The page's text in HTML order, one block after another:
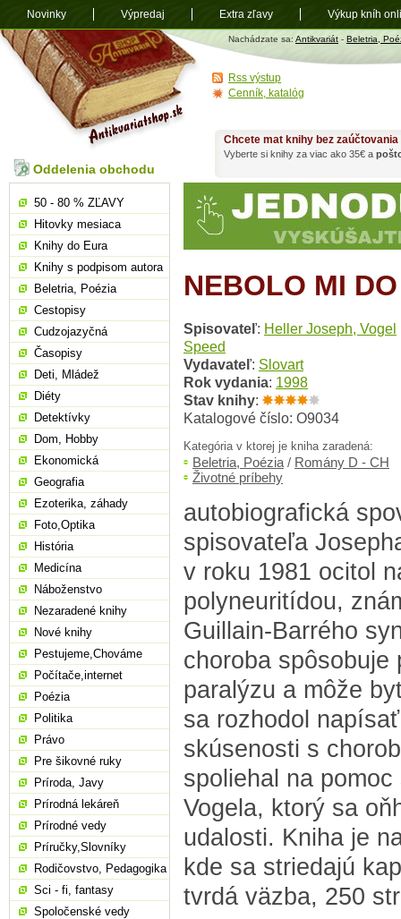
Antikvariát
shop.sk
Nachádzate sa: Antikvariát - Beletria,
NEBOLO MI
Spisovateľ: Heller Joseph, Vogel
Speed
Vydavateľ: Slovart
Rok vydania: 1998
Stav knihy:
Katalogové číslo: O9034
Kategória v ktorej je kniha zaradená:
Beletria, Poézia / Romány D - CH
Životné príbehy
autobiografická
spisovateľa
v roku 1981 ocitol
polyneuritídou,
Guillain-Barrého
choroba spôsobuje
paralýzu a môže
sa rozhodol
skúsenosti s
spoliehal na
Vogela, ktorý sa
udalosti. Kniha je
kde sa striedajú
tvrdá väzba, 250
Chcete mat knihy bez
Vyberte si knihy za viac ako 35€ a
Oddelenia obchodu
50 - 80 % ZĽAVY
Hitovky mesiaca
Knihy do Eura
Knihy s podpisom autora
Beletria, Poézia
Cestopisy
Cudzojazyčná
Časopisy
Deti, Mládež
Diéty
Detektívky
Dom, Hobby
Ekonomická
Geografia
Ezoterika, záhady
Foto,Optika
História
Medicína
Náboženstvo
Nezaradené knihy
Nové knihy
Pestujeme,Chováme
Počítače,internet
Poézia
Politika
Právo
Pre šikovné ruky
Príroda, Javy
Prírodná lekáreň
Prírodné vedy
Príručky,Slovníky
Rodičovstvo, Pedagogika
Sci - fi, fantasy
Spoločenské vedy
Rss výstup
Cenník, katalóg
Novinky Výpredaj Extra zľavy Výkup kníh